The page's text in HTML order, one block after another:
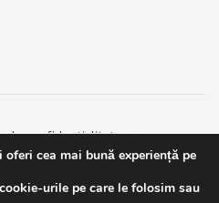
de confidentialitate
Newsbpnews.
cea mai bună experiență pe
urile pe care le folosim sau